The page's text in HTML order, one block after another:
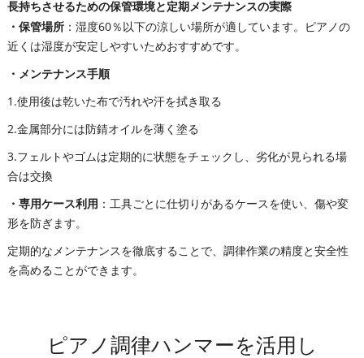
長持ちさせるための保管環境と定期メンテナンスの実際
・保管場所：湿度60％以下の涼しい場所が適しています。ピアノの
近くは湿度が安定しやすいためおすすめです。
・メンテナンス手順
1.使用後は乾いた布で汚れや汗を拭き取る
2.金属部分には防錆オイルを薄く塗る
3.フェルトやゴムは定期的に状態をチェックし、劣化が見られる場
合は交換
・専用ケース利用 ：工具ごとに仕切りがあるケースを使い、傷や変
形を防ぎます。
定期的なメンテナンスを徹底することで、調律作業の精度と安全性
を高めることができます。
ピアノ調律ハンマーを活用し